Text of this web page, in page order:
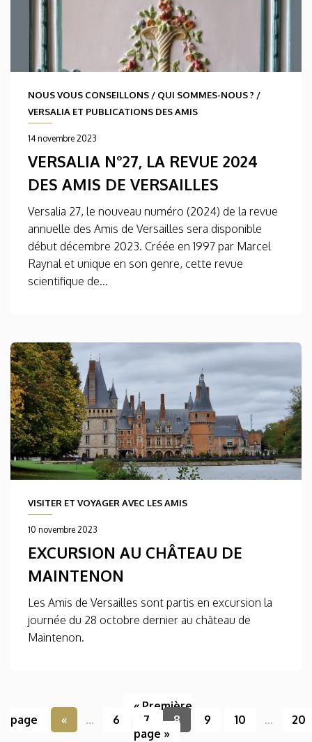
NOUS VOUS CONSEILLONS / QUI SOMMES-NOUS ? /
VERSALIA ET PUBLICATIONS DES AMIS
14 novembre 2023
VERSALIA N°27, LA REVUE 2024
DES AMIS DE VERSAILLES
Versalia 27, le nouveau numéro (2024) de la revue
annuelle des Amis de Versailles sera disponible
début décembre 2023. Créée en 1997 par Marcel
Raynal et unique en son genre, cette revue
scientifique de...
VISITER ET VOYAGER AVEC LES AMIS
10 novembre 2023
EXCURSION AU CHÂTEAU DE
MAINTENON
Les Amis de Versailles sont partis en excursion la
journée du 28 octobre dernier au château de
Maintenon.
« Première
page
« ... 6 7 8 9 10 ...
20
page »